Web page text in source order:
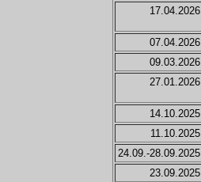
17.04.2026
07.04.2026
09.03.2026
27.01.2026
14.10.2025
11.10.2025
24.09.-28.09.2025
23.09.2025